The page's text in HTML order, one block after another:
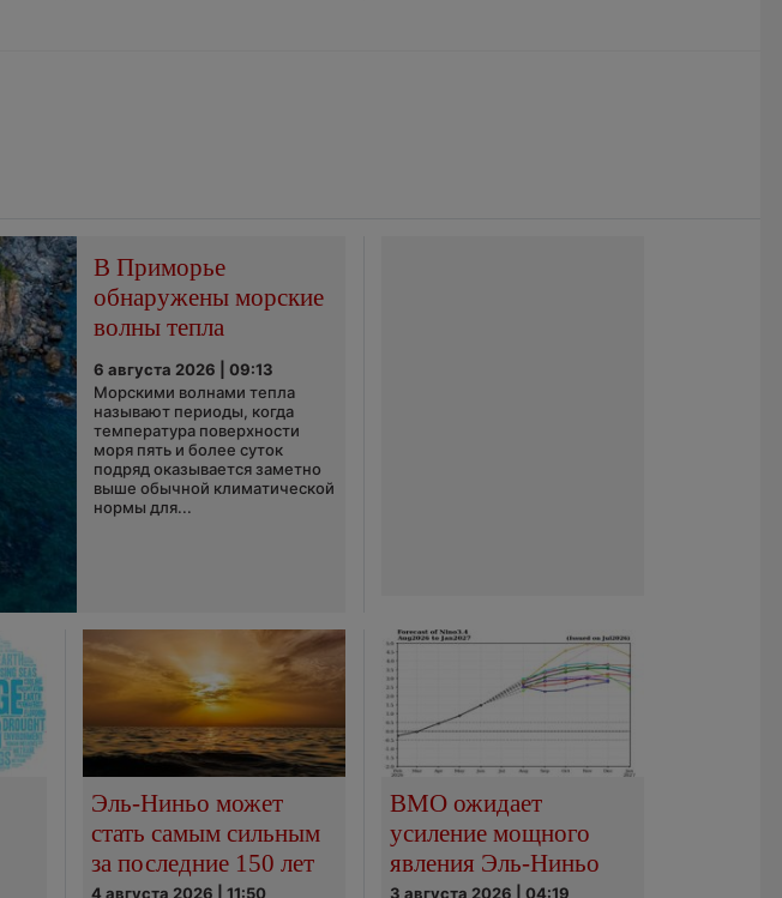
В Приморье
обнаружены морские
волны тепла
6 августа 2026 | 09:13
Морскими волнами тепла
называют периоды, когда
температура поверхности
моря пять и более суток
подряд оказывается заметно
выше обычной климатической
нормы для...
Эль-Ниньо может
стать самым сильным
за последние 150 лет
4 августа 2026 | 11:50
ВМО ожидает
усиление мощного
явления Эль-Ниньо
3 августа 2026 | 04:19